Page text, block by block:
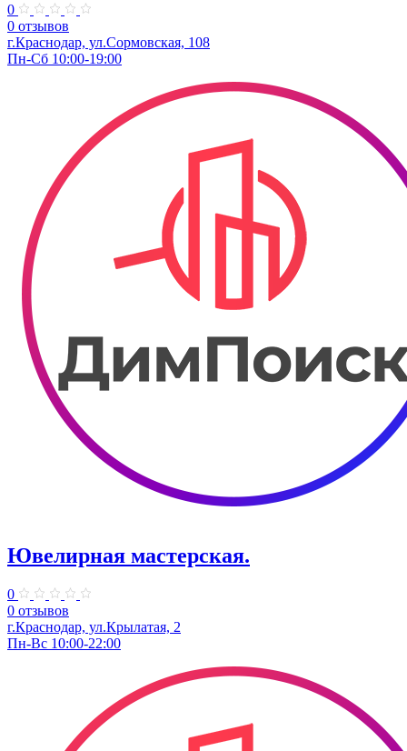
0
0 отзывов
г.Краснодар, ул.​Сормовская, 108
Пн-Сб 10:00-19:00
Ювелирная мастерская.
0
0 отзывов
г.Краснодар, ул.Крылатая, 2
Пн-Вс 10:00-22:00